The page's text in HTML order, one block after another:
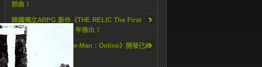
部曲！
韓國獨立ARPG 新作《THE RELIC The First
Guardian》預計2025 年推出！
記者：原計畫《Spider-Man：Online》開發已終
止